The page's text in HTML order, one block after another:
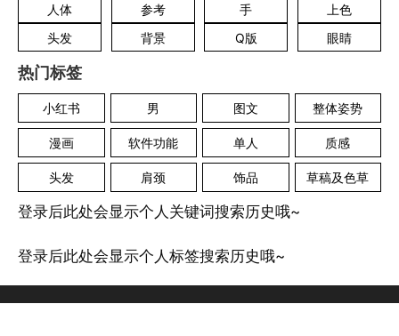
人体 参考 手
上色
头发
背景 Q版 眼睛
热门标签
小红书 男 图文 整体姿势
漫画 软件功能 单人 质感
头发 肩颈 饰品 草稿及色草
登录后此处会显示个人关键词搜索历史哦~
登录后此处会显示个人标签搜索历史哦~